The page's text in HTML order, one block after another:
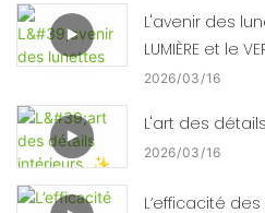
L'avenir des
LUMIÈRE et le
2026 03 16
L'art des
2026 03 16
L’efficacité